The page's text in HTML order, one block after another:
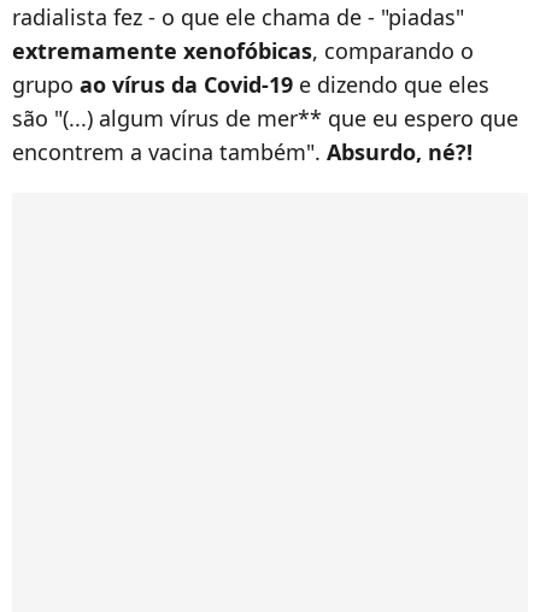
radialista fez - o que ele chama de - "piadas"
extremamente xenofóbicas, comparando o
grupo ao vírus da Covid-19 e dizendo que eles
são "(...) algum vírus de mer** que eu espero que
encontrem a vacina também". Absurdo, né?!